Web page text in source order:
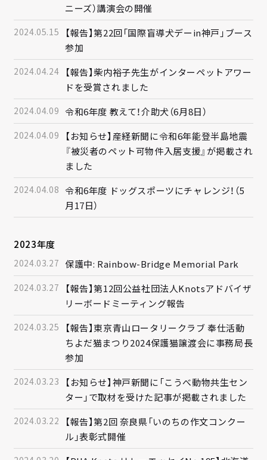
ニーズ）講演会の開催
2024.05.15
【報告】第22回「国際盲導犬デーin神戸」ブース
参加
2024.04.24
【報告】柴内裕子先生がインターペットアワー
ドを受賞されました
2024.04.09 令和6年度 教えて！介助犬（6月8日）
2024.04.09
【お知らせ】産経新聞に令和6年能登半島地震
『被災者のペット可物件入居支援』が掲載され
ました
2024.04.08 令和6年度 ドッグスポーツにチャレンジ！（5
月17日）
2023年度
2024.03.27 保護中: Rainbow-Bridge Memorial Park
2024.03.27
【報告】第12回公益社団法人Knotsアドバイザ
リーボードミーティング報告
2024.03.25
【報告】東京青山ロータリークラブ 奉仕活動
ちよだ猫まつり2024保護猫譲渡会に事務局長
参加
2024.03.23
【お知らせ】神戸新聞に「こうべ動物共生セン
ター」で取材を受けた記事が掲載されました
2024.03.22
【報告】第2回 奈良県「いのちの作文コンクー
ル」表彰式開催